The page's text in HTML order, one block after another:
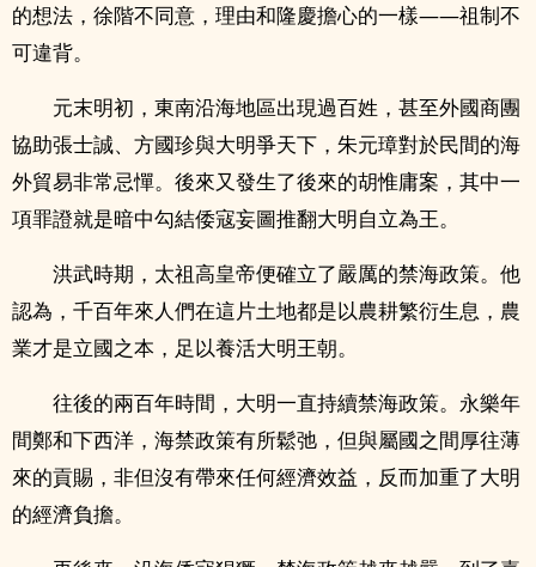
的想法，徐階不同意，理由和隆慶擔心的一樣——祖制不
可違背。
元末明初，東南沿海地區出現過百姓，甚至外國商團
協助張士誠、方國珍與大明爭天下，朱元璋對於民間的海
外貿易非常忌憚。後來又發生了後來的胡惟庸案，其中一
項罪證就是暗中勾結倭寇妄圖推翻大明自立為王。
洪武時期，太祖高皇帝便確立了嚴厲的禁海政策。他
認為，千百年來人們在這片土地都是以農耕繁衍生息，農
業才是立國之本，足以養活大明王朝。
往後的兩百年時間，大明一直持續禁海政策。永樂年
間鄭和下西洋，海禁政策有所鬆弛，但與屬國之間厚往薄
來的貢賜，非但沒有帶來任何經濟效益，反而加重了大明
的經濟負擔。